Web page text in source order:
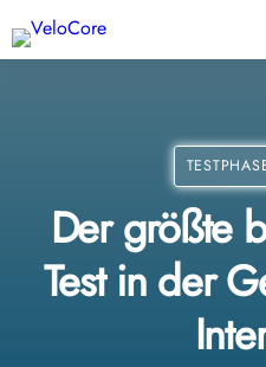
Partnerprogramm
Der größte
Test in der